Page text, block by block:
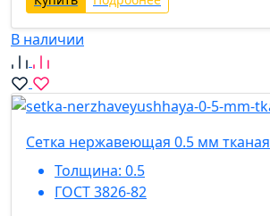
В наличии
Сетка нержавеющая 0.5 мм тканая
Толщина: 0.5
ГОСТ 3826-82